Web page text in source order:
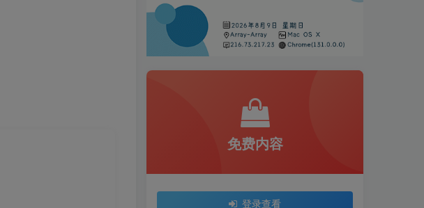
免费内容
登录查看